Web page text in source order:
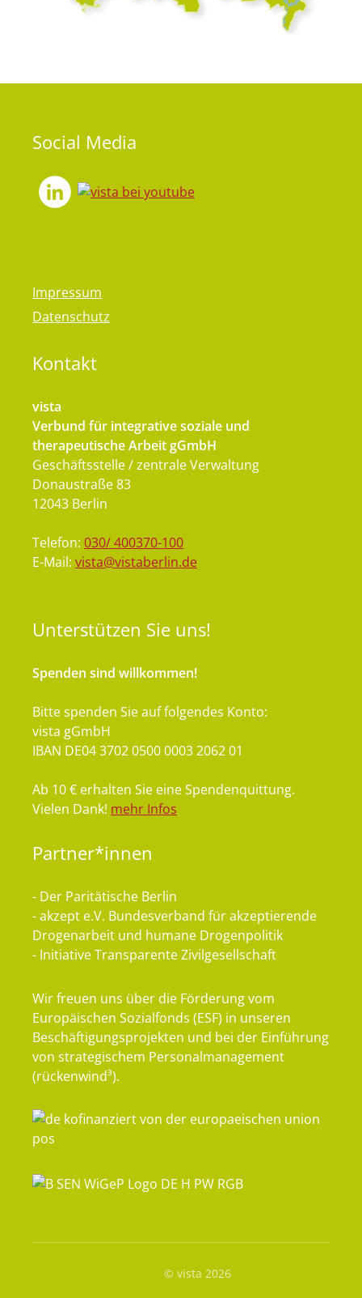
Social Media
Impressum
Datenschutz
Kontakt
vista
Verbund für integrative soziale und
therapeutische Arbeit gGmbH
Geschäftsstelle / zentrale Verwaltung
Donaustraße 83
12043 Berlin
Telefon: 030/ 400370-100
E-Mail: vista@vistaberlin.de
Unterstützen Sie uns!
Spenden sind willkommen!
Bitte spenden Sie auf folgendes Konto:
vista gGmbH
IBAN DE04 3702 0500 0003 2062 01
Ab 10 € erhalten Sie eine Spendenquittung.
Vielen Dank! mehr Infos
Partner*innen
- Der Paritätische Berlin
- akzept e.V. Bundesverband für akzeptierende
Drogenarbeit und humane Drogenpolitik
- Initiative Transparente Zivilgesellschaft
Wir freuen uns über die Förderung vom
Europäischen Sozialfonds (ESF) in unseren
Beschäftigungsprojekten und bei der Einführung
von strategischem Personalmanagement
(rückenwind³).
© vista 2026